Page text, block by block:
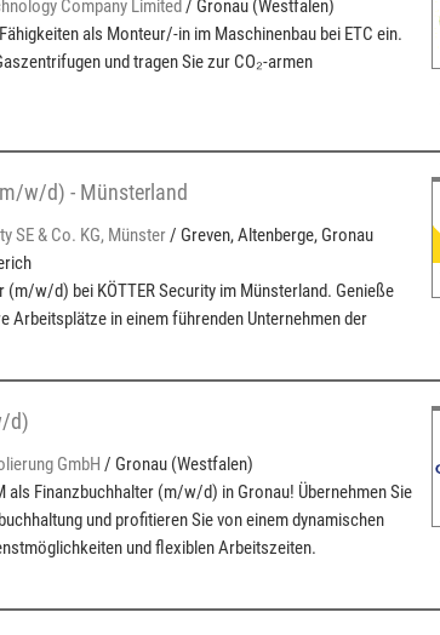
Company Limited/ Gronau (Westfalen)
als Monteur/-in im Maschinenbau bei ETC ein.
und tragen Sie zur CO₂-armen
w/d) - Münsterland
SE & Co. KG, Münster/ Greven, Altenberge, Gronau
w/d) bei KÖTTER Security im Münsterland. Genieße
Arbeitsplätze in einem führenden Unternehmen der
d)
GmbH / Gronau (Westfalen)
als Finanzbuchhalter (m/w/d) in Gronau! Übernehmen Sie
und profitieren Sie von einem dynamischen
und flexiblen Arbeitszeiten.